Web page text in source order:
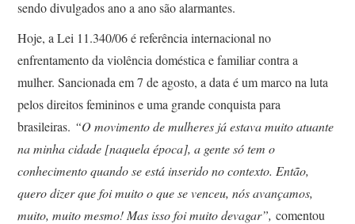
sendo divulgados ano a ano são alarmantes.
Hoje, a Lei 11.340/06 é referência internacional no
enfrentamento da violência doméstica e familiar contra a
mulher. Sancionada em 7 de agosto, a data é um marco na luta
pelos direitos femininos e uma grande conquista para
brasileiras. “O movimento de mulheres já estava muito atuante
na minha cidade [naquela época], a gente só tem o
conhecimento quando se está inserido no contexto. Então,
quero dizer que foi muito o que se venceu, nós avançamos,
muito, muito mesmo! Mas isso foi muito devagar”, comentou